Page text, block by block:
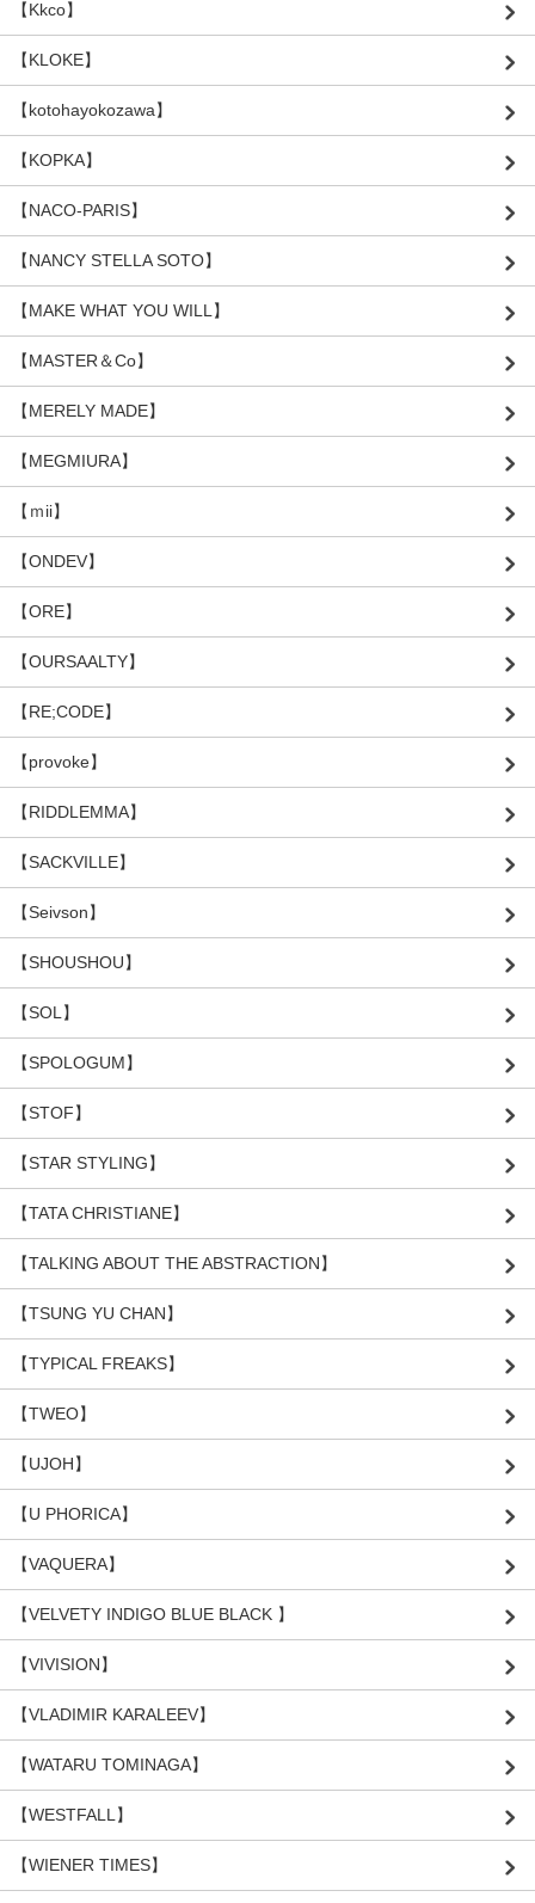
【Kkco】
【KLOKE】
【kotohayokozawa】
【KOPKA】
【NACO-PARIS】
【NANCY STELLA SOTO】
【MAKE WHAT YOU WILL】
【MASTER＆Co】
【MERELY MADE】
【MEGMIURA】
【ｍii】
【ONDEV】
【ORE】
【OURSAALTY】
【RE;CODE】
【provoke】
【RIDDLEMMA】
【SACKVILLE】
【Seivson】
【SHOUSHOU】
【SOL】
【SPOLOGUM】
【STOF】
【STAR STYLING】
【TATA CHRISTIANE】
【TALKING ABOUT THE ABSTRACTION】
【TSUNG YU CHAN】
【TYPICAL FREAKS】
【TWEO】
【UJOH】
【U PHORICA】
【VAQUERA】
【VELVETY INDIGO BLUE BLACK 】
【VIVISION】
【VLADIMIR KARALEEV】
【WATARU TOMINAGA】
【WESTFALL】
【WIENER TIMES】